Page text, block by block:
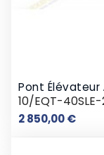
Pont Élévateur
10/EQT-
2 850,00 €Prix